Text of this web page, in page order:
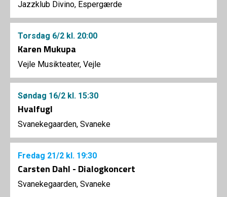
Jazzklub Divino, Espergærde
Torsdag 6/2 kl. 20:00
Karen Mukupa
Vejle Musikteater, Vejle
Søndag 16/2 kl. 15:30
Hvalfugl
Svanekegaarden, Svaneke
Fredag 21/2 kl. 19:30
Carsten Dahl - Dialogkoncert
Svanekegaarden, Svaneke